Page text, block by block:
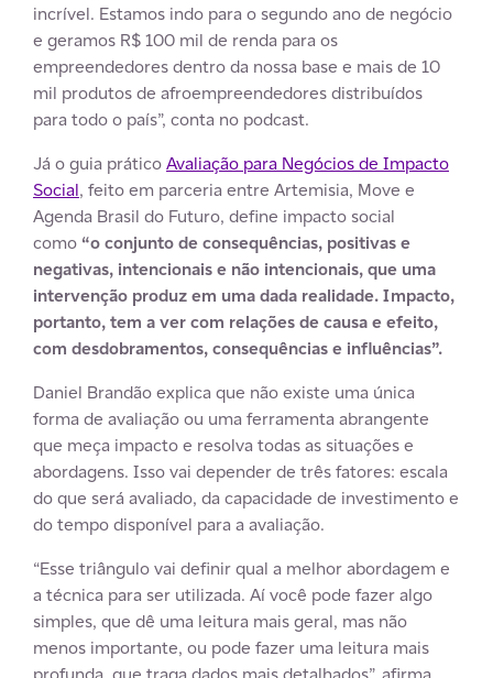
incrível. Estamos indo para o segundo ano de negócio
e geramos R$ 100 mil de renda para os
empreendedores dentro da nossa base e mais de 10
mil produtos de afroempreendedores distribuídos
para todo o país”, conta no podcast.
Já o guia práticoAvaliação para Negócios de Impacto
Social, feito em parceria entre Artemisia, Move e
Agenda Brasil do Futuro, define impacto social
como “o conjunto de consequências, positivas e
negativas, intencionais e não intencionais, que uma
intervenção produz em uma dada realidade. Impacto,
portanto, tem a ver com relações de causa e efeito,
com desdobramentos, consequências e influências”.
Daniel Brandão explica que não existe uma única
forma de avaliação ou uma ferramenta abrangente
que meça impacto e resolva todas as situações e
abordagens. Isso vai depender de três fatores: escala
do que será avaliado, da capacidade de investimento e
do tempo disponível para a avaliação.
“Esse triângulo vai definir qual a melhor abordagem e
a técnica para ser utilizada. Aí você pode fazer algo
simples, que dê uma leitura mais geral, mas não
menos importante, ou pode fazer uma leitura mais